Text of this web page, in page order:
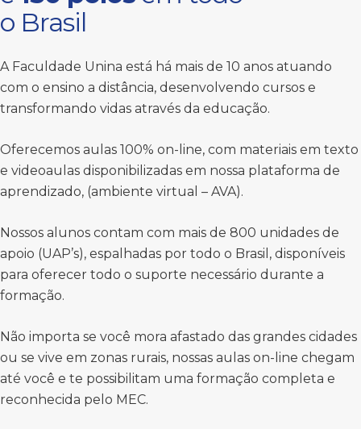
o Brasil
A Faculdade Unina está há mais de 10 anos atuando
com o ensino a distância, desenvolvendo cursos e
transformando vidas através da educação.
Oferecemos aulas 100% on-line, com materiais em texto
e videoaulas disponibilizadas em nossa plataforma de
aprendizado, (ambiente virtual – AVA).
Nossos alunos contam com mais de 800 unidades de
apoio (UAP’s), espalhadas por todo o Brasil, disponíveis
para oferecer todo o suporte necessário durante a
formação.
Não importa se você mora afastado das grandes cidades
ou se vive em zonas rurais, nossas aulas on-line chegam
até você e te possibilitam uma formação completa e
reconhecida pelo MEC.